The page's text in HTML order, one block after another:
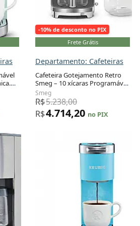
-10% de desconto no PIX
Frete Grátis
Departamento: Cafeteiras
Cafeteira Gotejamento Retro
Smeg – 10 xícaras Programável
com Jarra Extra Inox, DCF02
DCF12 – 120V
Smeg
R$5.238,00
R$4.714,20 no PIX
Adicionar ao carrinho